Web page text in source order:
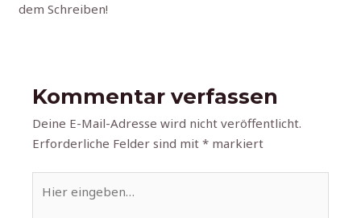
dem Schreiben!
Kommentar verfassen
Deine E-Mail-Adresse wird nicht veröffentlicht.
Erforderliche Felder sind mit* markiert
eingeben…